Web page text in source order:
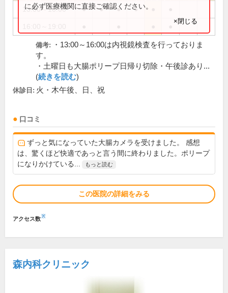
13:00～16:00 ● ● ● ●
に必ず医療機関に直接ご確認ください。
×閉じる
備考:
・13:00～16:00は内視鏡検査を行っておりま
す。
・土曜日も大腸ポリープ日帰り切除・午後診あり...
(続きを読む)
休診日: 火・木午後、日、祝
口コミ
ずっと気になっていた大腸カメラを受けました。 感想
は、驚くほど快適であっと言う間に終わりました。ポリープ
になりかけている...
もっと読む
この医院の詳細をみる
アクセス数※
森内科クリニック